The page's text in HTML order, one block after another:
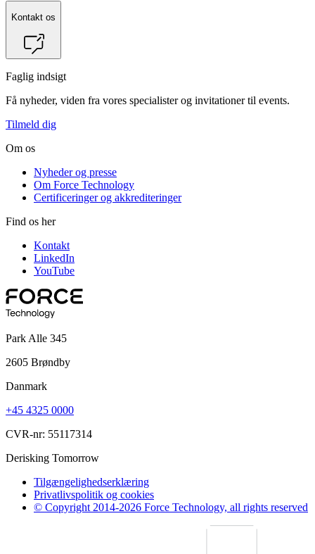
Kontakt os
Faglig indsigt
Få nyheder, viden fra vores specialister og invitationer til events.
Tilmeld dig
Om os
Nyheder og presse
Om Force Technology
Certificeringer og akkrediteringer
Find os her
Kontakt
LinkedIn
YouTube
Park Alle 345
2605 Brøndby
Danmark
+45 4325 0000
CVR-nr: 55117314
Derisking Tomorrow
Tilgængelighedserklæring
Privatlivspolitik og cookies
© Copyright 2014-2026 Force Technology, all rights reserved